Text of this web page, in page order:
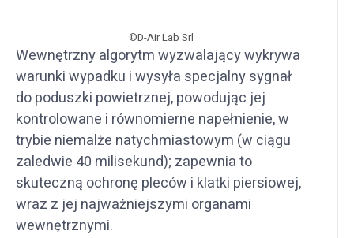
©D-Air Lab Srl
Wewnętrzny algorytm wyzwalający wykrywa
warunki wypadku i wysyła specjalny sygnał
do poduszki powietrznej, powodując jej
kontrolowane i równomierne napełnienie, w
trybie niemalże natychmiastowym (w ciągu
zaledwie 40 milisekund); zapewnia to
skuteczną ochronę pleców i klatki piersiowej,
wraz z jej najważniejszymi organami
wewnętrznymi.